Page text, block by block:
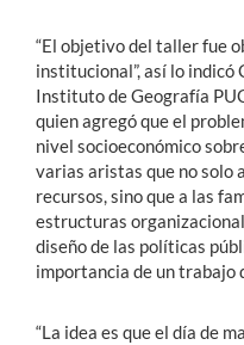
“El objetivo del taller fue
institucional”, así lo indicó
Instituto de Geografía
quien agregó que el
nivel socioeconómico
varias aristas que no solo
recursos, sino que a las
estructuras
diseño de las políticas
importancia de un trabajo
“La idea es que el día de